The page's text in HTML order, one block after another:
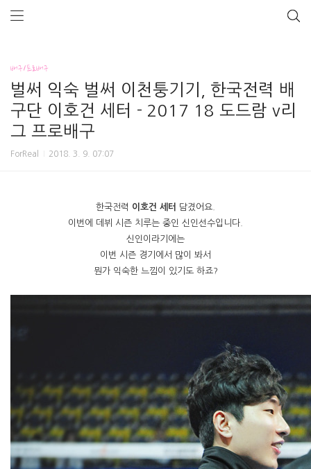
배구/프로배구
벌써 익숙 벌써 이천퉁기기, 한국전력 배
구단 이호건 세터 - 2017 18 도드람 v리
그 프로배구
ForReal 2018. 3. 9. 07:07
한국전력 이호건 세터 담겼어요.
이번에 데뷔 시즌 치루는 중인 신인선수입니다.
신인이라기에는
이번 시즌 경기에서 많이 봐서
뭔가 익숙한 느낌이 있기도 하죠?